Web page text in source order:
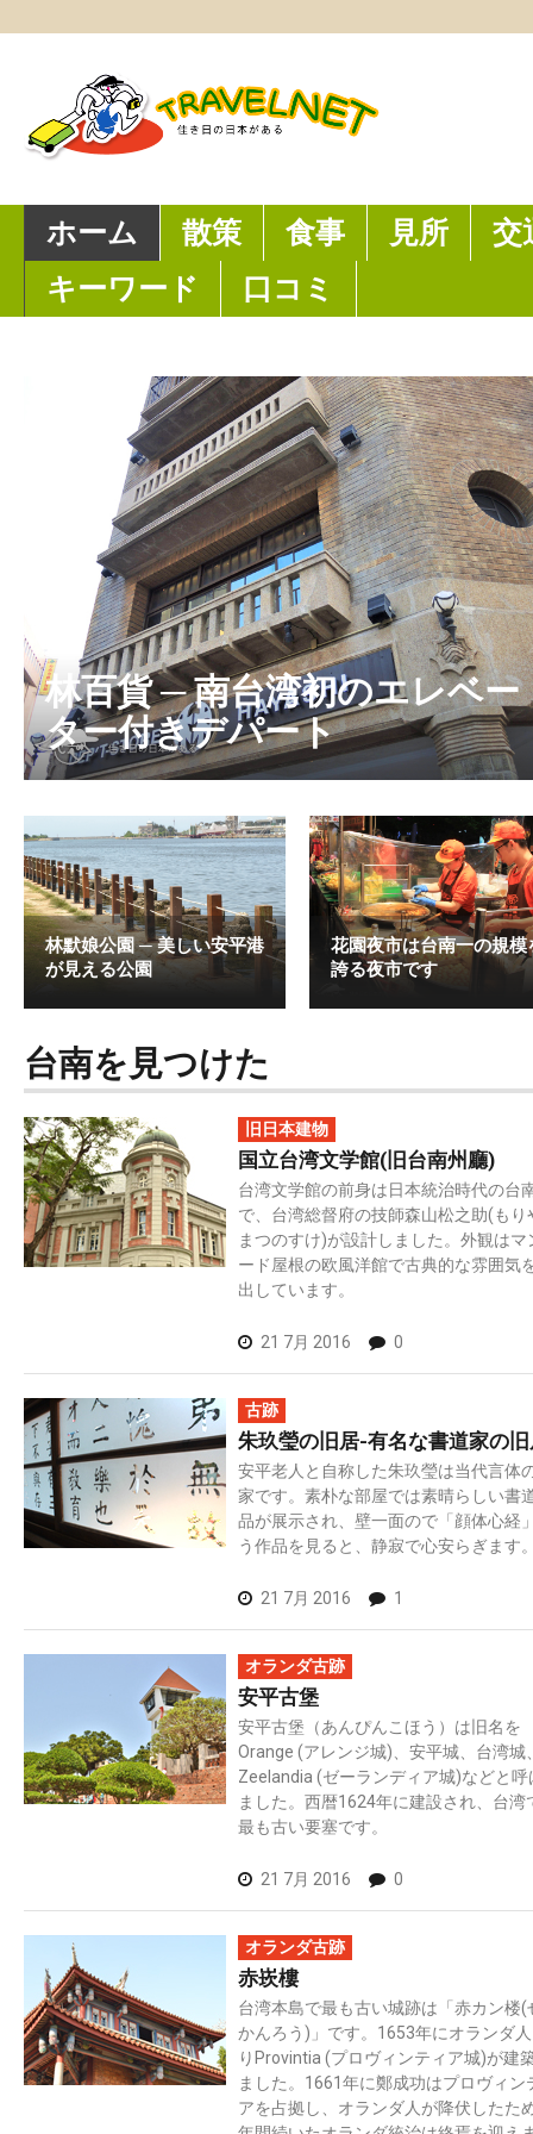
ホーム 散策 食事 見所
交
キーワード
口コミ
林百貨 ─ 南台湾初のエレベー
ター付きデパート
林默娘公園 ─ 美しい安平港
が見える公園
花園夜市は台南一の規模
誇る夜市です
台南を見つけた
旧日本建物
国立台湾文学館(旧台南州廳)
台湾文学館の前身は日本統治時代の台
で、台湾総督府の技師森山松之助(もり
まつのすけ)が設計しました。外観はマ
ード屋根の欧風洋館で古典的な雰囲気
出しています。
21 7月 2016 0
古跡
朱玖瑩の旧居-有名な書道家の
安平老人と自称した朱玖瑩は当代言体
家です。素朴な部屋では素晴らしい書
品が展示され、壁一面ので「顔体心経
う作品を見ると、静寂で心安らぎます
21 7月 2016 1
オランダ古跡
安平古堡
安平古堡（あんぴんこほう）は旧名を
Orange (アレンジ城)、安平城、台湾城
Zeelandia (ゼーランディア城)などと呼
ました。西暦1624年に建設され、台湾
最も古い要塞です。
21 7月 2016 0
オランダ古跡
赤崁樓
台湾本島で最も古い城跡は「赤カン楼(
かんろう)」です。1653年にオランダ
りProvintia (プロヴィンティア城)が建
ました。1661年に鄭成功はプロヴィン
アを占拠し、オランダ人が降伏したた